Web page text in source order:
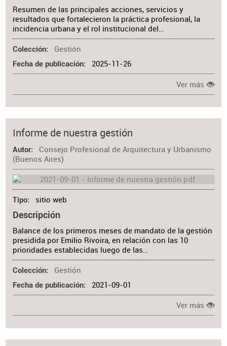
Resumen de las principales acciones, servicios y
resultados que fortalecieron la práctica profesional, la
incidencia urbana y el rol institucional del…
Colección Gestión
Fecha de publicación 2025-11-26
Ver más
Informe de nuestra gestión
Autor
Consejo Profesional de Arquitectura y Urbanismo
(Buenos Aires)
Tipo sitio web
Descripción
Balance de los primeros meses de mandato de la gestión
presidida por Emilio Rivoira, en relación con las 10
prioridades establecidas luego de las…
Colección Gestión
Fecha de publicación 2021-09-01
Ver más